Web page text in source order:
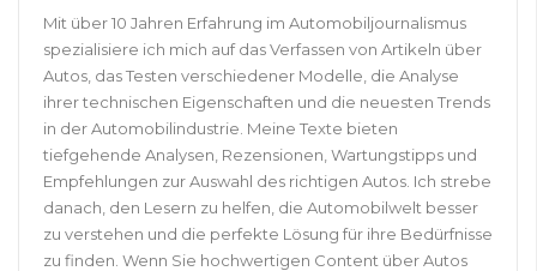
Mit über 10 Jahren Erfahrung im Automobiljournalismus
spezialisiere ich mich auf das Verfassen von Artikeln über
Autos, das Testen verschiedener Modelle, die Analyse
ihrer technischen Eigenschaften und die neuesten Trends
in der Automobilindustrie. Meine Texte bieten
tiefgehende Analysen, Rezensionen, Wartungstipps und
Empfehlungen zur Auswahl des richtigen Autos. Ich strebe
danach, den Lesern zu helfen, die Automobilwelt besser
zu verstehen und die perfekte Lösung für ihre Bedürfnisse
zu finden. Wenn Sie hochwertigen Content über Autos